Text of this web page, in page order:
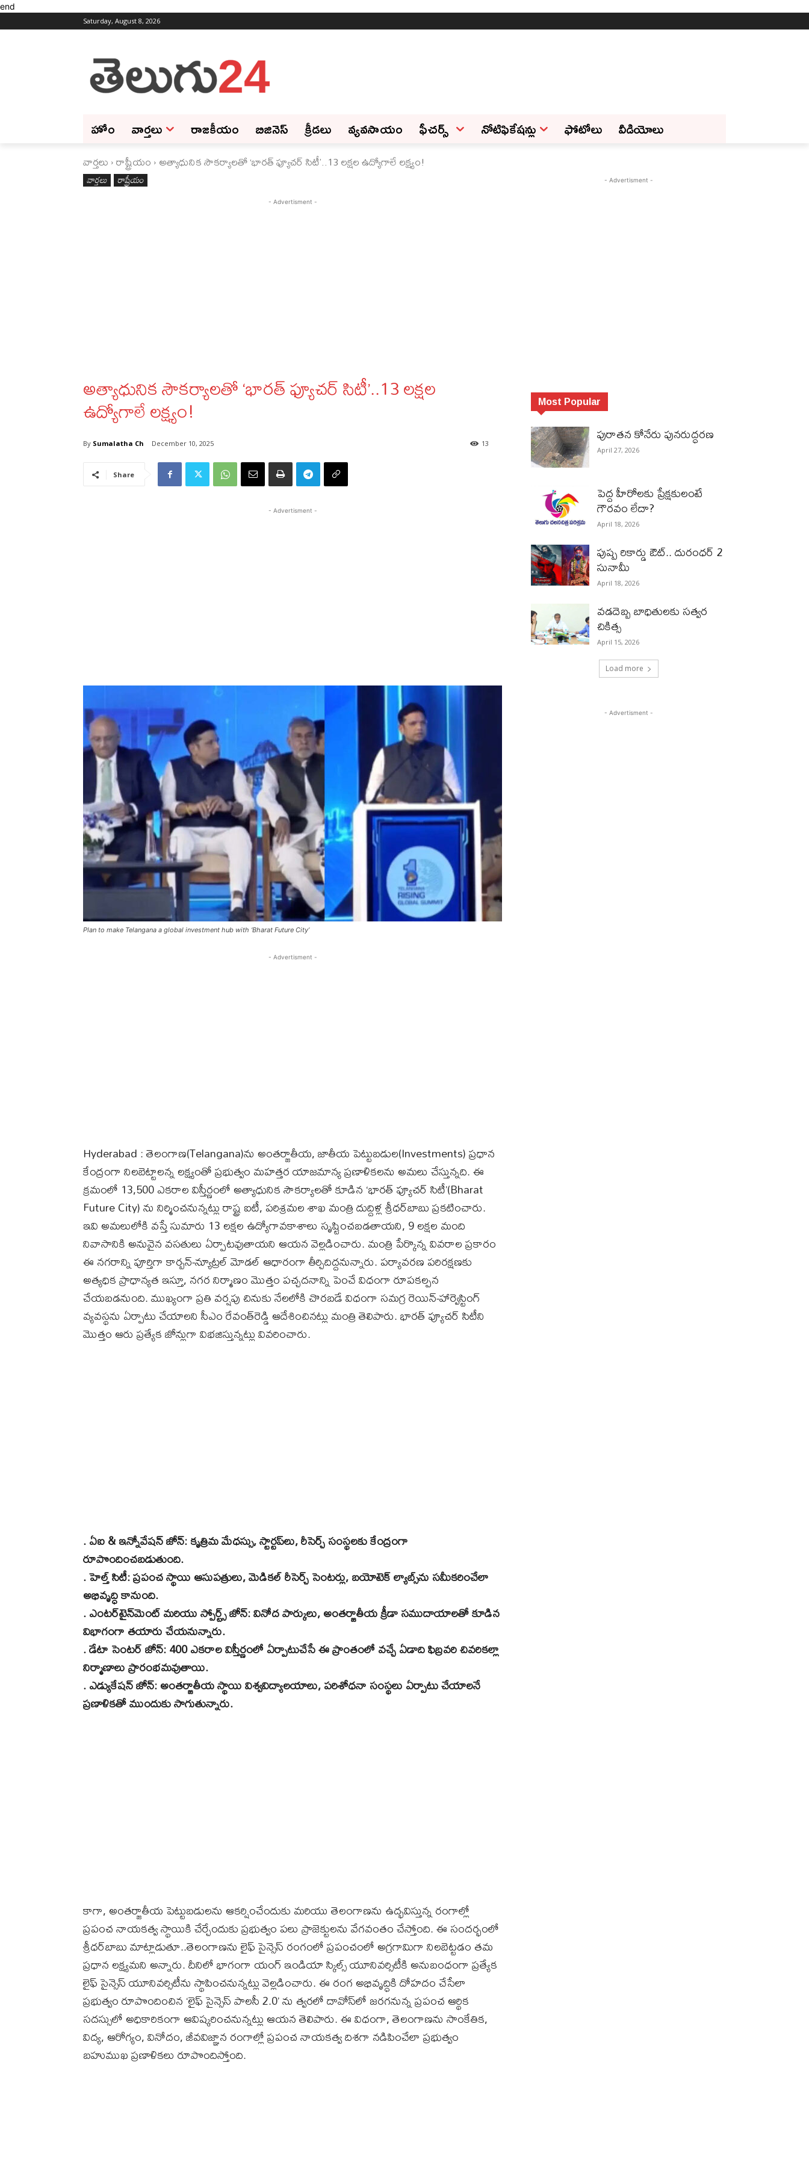
end
Saturday, August 8, 2026
హోం వార్తలు రాజకీయం బిజినెస్‌ క్రీడలు వ్యవసాయం ఫీచ‌ర్స్ ‌ నోటిఫికేషన్లు ఫోటోలు వీడియోలు
వార్తలు రాష్ట్రీయం అత్యాధునిక సౌకర్యాలతో ‘భారత్ ఫ్యూచర్ సిటీ’..13 లక్షల ఉద్యోగాలే లక్ష్యం!
వార్తలు రాష్ట్రీయం
- Advertisment -
అత్యాధునిక సౌకర్యాలతో ‘భారత్ ఫ్యూచర్ సిటీ’..13 లక్షల
ఉద్యోగాలే లక్ష్యం!
By Sumalatha Ch December 10, 2025 13
Share
- Advertisment -
Plan to make Telangana a global investment hub with ‘Bharat Future City’
- Advertisment -
Hyderabad : తెలంగాణ(Telangana)ను అంతర్జాతీయ, జాతీయ పెట్టుబడుల(Investments) ప్రధాన
కేంద్రంగా నిలబెట్టాలన్న లక్ష్యంతో ప్రభుత్వం మహత్తర యాజమాన్య ప్రణాళికలను అమలు చేస్తున్నది. ఈ
క్రమంలో 13,500 ఎకరాల విస్తీర్ణంలో అత్యాధునిక సౌకర్యాలతో కూడిన ‘భారత్ ఫ్యూచర్ సిటీ’(Bharat
Future City) ను నిర్మించనున్నట్లు రాష్ట్ర ఐటీ, పరిశ్రమల శాఖ మంత్రి దుద్దిళ్ల శ్రీధర్‌బాబు ప్రకటించారు.
ఇవి అమలులోకి వస్తే సుమారు 13 లక్షల ఉద్యోగావకాశాలు సృష్టించబడతాయని, 9 లక్షల మంది
నివాసానికి అనువైన వసతులు ఏర్పాటవుతాయని ఆయన వెల్లడించారు. మంత్రి పేర్కొన్న వివరాల ప్రకారం
ఈ నగరాన్ని పూర్తిగా కార్బన్-న్యూట్రల్ మోడల్ ఆధారంగా తీర్చిదిద్దనున్నారు. పర్యావరణ పరిరక్షణకు
అత్యధిక ప్రాధాన్యత ఇస్తూ, నగర నిర్మాణం మొత్తం పచ్చదనాన్ని పెంచే విధంగా రూపకల్పన
చేయబడనుంది. ముఖ్యంగా ప్రతి వర్షపు చినుకు నేలలోకి చొరబడే విధంగా సమగ్ర రెయిన్-హార్వెస్టింగ్
వ్యవస్థను ఏర్పాటు చేయాలని సీఎం రేవంత్‌రెడ్డి ఆదేశించినట్లు మంత్రి తెలిపారు. భారత్ ఫ్యూచర్ సిటీని
మొత్తం ఆరు ప్రత్యేక జోన్లుగా విభజిస్తున్నట్లు వివరించారు.
. ఏఐ & ఇన్నోవేషన్ జోన్: కృత్రిమ మేధస్సు, స్టార్టప్‌లు, రీసెర్చ్ సంస్థలకు కేంద్రంగా
రూపొందించబడుతుంది.
. హెల్త్ సిటీ: ప్రపంచ స్థాయి ఆసుపత్రులు, మెడికల్ రీసెర్చ్ సెంటర్లు, బయోటెక్ ల్యాబ్స్‌ను సమీకరించేలా
అభివృద్ధి కానుంది.
. ఎంటర్‌టైన్‌మెంట్ మరియు స్పోర్ట్స్ జోన్: వినోద పార్కులు, అంతర్జాతీయ క్రీడా సముదాయాలతో కూడిన
విభాగంగా తయారు చేయనున్నారు.
. డేటా సెంటర్ జోన్: 400 ఎకరాల విస్తీర్ణంలో ఏర్పాటుచేసే ఈ ప్రాంతంలో వచ్చే ఏడాది ఫిబ్రవరి చివరికల్లా
నిర్మాణాలు ప్రారంభమవుతాయి.
. ఎడ్యుకేషన్ జోన్: అంతర్జాతీయ స్థాయి విశ్వవిద్యాలయాలు, పరిశోధనా సంస్థలు ఏర్పాటు చేయాలనే
ప్రణాళికతో ముందుకు సాగుతున్నారు.
కాగా, అంతర్జాతీయ పెట్టుబడులను ఆకర్షించేందుకు మరియు తెలంగాణను ఉద్భవిస్తున్న రంగాల్లో
ప్రపంచ నాయకత్వ స్థాయికి చేర్చేందుకు ప్రభుత్వం పలు ప్రాజెక్టులను వేగవంతం చేస్తోంది. ఈ సందర్భంలో
శ్రీధర్‌బాబు మాట్లాడుతూ..తెలంగాణను లైఫ్ సైన్సెస్ రంగంలో ప్రపంచంలో అగ్రగామిగా నిలబెట్టడం తమ
ప్రధాన లక్ష్యమని అన్నారు. దీనిలో భాగంగా యంగ్ ఇండియా స్కిల్స్ యూనివర్సిటీకి అనుబంధంగా ప్రత్యేక
లైఫ్ సైన్సెస్ యూనివర్సిటీను స్థాపించనున్నట్లు వెల్లడించారు. ఈ రంగ అభివృద్ధికి దోహదం చేసేలా
ప్రభుత్వం రూపొందించిన ‘లైఫ్ సైన్సెస్ పాలసీ 2.0’ ను త్వరలో దావోస్‌లో జరగనున్న ప్రపంచ ఆర్థిక
సదస్సులో అధికారికంగా ఆవిష్కరించనున్నట్లు ఆయన తెలిపారు. ఈ విధంగా, తెలంగాణను సాంకేతిక,
విద్య, ఆరోగ్యం, వినోదం, జీవవిజ్ఞాన రంగాల్లో ప్రపంచ నాయకత్వ దిశగా నడిపించేలా ప్రభుత్వం
బహుముఖ ప్రణాళికలు రూపొందిస్తోంది.
- Advertisment -
Most Popular
పురాత‌న కోనేరు పున‌రుద్ధ‌ర‌ణ
April 27, 2026
పెద్ద హీరోల‌కు ప్రేక్ష‌కులంటే
గౌర‌వం లేదా?
April 18, 2026
పుష్ప రికార్డు ఔట్‌.. దురంధ‌ర్ 2
సునామీ
April 18, 2026
వడదెబ్బ బాధితులకు సత్వర
చికిత్స
April 15, 2026
Load more
- Advertisment -